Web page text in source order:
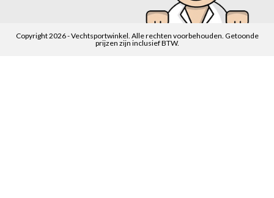
Copyright 2026 - Vechtsportwinkel. Alle rechten voorbehouden. Getoonde
prijzen zijn inclusief BTW.